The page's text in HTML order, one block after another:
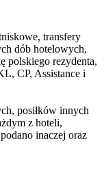
transfery
dób hotelowych,
polskiego rezydenta,
CP, Assistance i
posiłków innych
z hoteli,
inaczej oraz